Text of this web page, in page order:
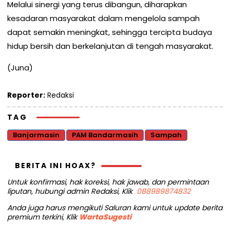
Melalui sinergi yang terus dibangun, diharapkan
kesadaran masyarakat dalam mengelola sampah
dapat semakin meningkat, sehingga tercipta budaya
hidup bersih dan berkelanjutan di tengah masyarakat.
(Juna)
Reporter: Redaksi
TAG
Banjarmasin PAM Bandarmasih Sampah
BERITA INI HOAX?
Untuk konfirmasi, hak koreksi, hak jawab, dan permintaan
liputan, hubungi admin Redaksi, Klik 088989874832
Anda juga harus mengikuti Saluran kami untuk update berita
premium terkini, Klik WartaSugesti